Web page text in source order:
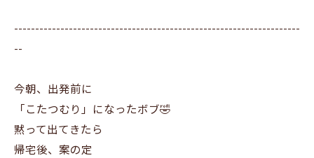
--------------------------------------------------------------------
--
今朝、出発前に
「こたつむり」になったボブ🤣
黙って出てきたら
帰宅後、案の定